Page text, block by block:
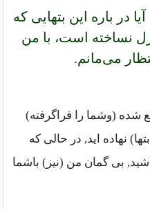
در باره اين بتهايى كه
نساخته است، با من
مى‌مانم.
شده (وشما را فراگرفته)
نهاده ايد, در حالی که
بی گمان من (نيز) باشما